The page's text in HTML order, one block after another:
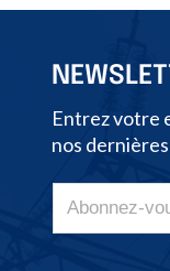
Entrez votre
nos